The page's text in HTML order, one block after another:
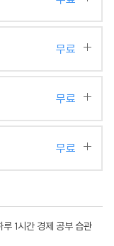
무료
무료
무료
1시간 경제 공부 습관